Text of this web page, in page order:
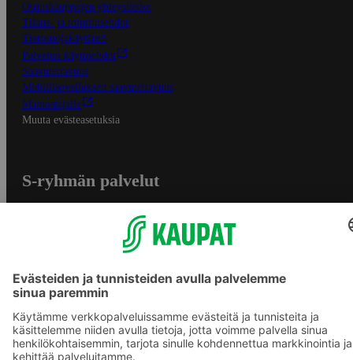
Osuuskauppojen yhteystiedot
Tilaus- ja toimitusehdot
Tietosuojakäytäntö
Palvelun käyttöehdot
Saavutettavuus
Mobiilisovelluksen saavutettavuus
Mainostajalle
Muuta evästeasetuksia
S-ryhmän palvelut
S-ostoslista -sovellus
Prisma.fi
Sokos.fi
S-Pankki
Yhteishyvä